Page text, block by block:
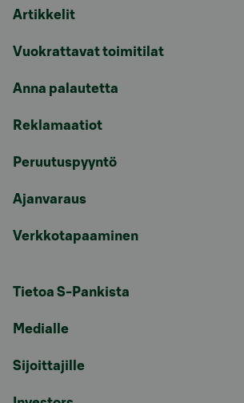
Artikkelit
Vuokrattavat toimitilat
Anna palautetta
Reklamaatiot
Peruutuspyyntö
Ajanvaraus
Verkkotapaaminen
Tietoa S-Pankista
Medialle
Sijoittajille